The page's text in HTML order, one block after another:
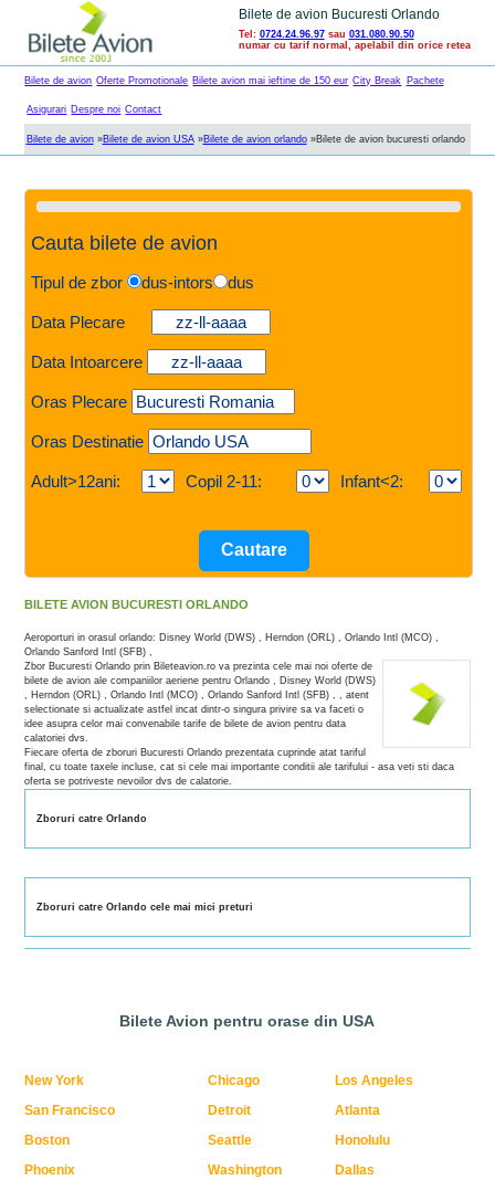
Bilete de avion Bucuresti Orlando
Tel: 0724.24.96.97sau 031.080.90.50
numar cu tarif normal, apelabil din orice retea
Bilete de avion Oferte Promotionale Bilete avion mai ieftine de 150 eur City Break Pachete
Asigurari Despre noi Contact
Bilete de avion»Bilete de avion USA»Bilete de avion orlando»Bilete de avion bucuresti orlando
Cauta bilete de avion
Tipul de zbor dus-intors dus
Data Plecare
Data Intoarcere
Oras Plecare
Oras Destinatie
Adult>12ani: Copil 2-11: Infant<2:
BILETE AVION BUCURESTI ORLANDO
Aeroporturi in orasul orlando: Disney World (DWS) , Herndon (ORL) , Orlando Intl (MCO) ,
Orlando Sanford Intl (SFB) ,
Zbor Bucuresti Orlando prin Bileteavion.ro va prezinta cele mai noi oferte de
bilete de avion ale companiilor aeriene pentru Orlando , Disney World (DWS)
, Herndon (ORL) , Orlando Intl (MCO) , Orlando Sanford Intl (SFB) , , atent
selectionate si actualizate astfel incat dintr-o singura privire sa va faceti o
idee asupra celor mai convenabile tarife de bilete de avion pentru data
calatoriei dvs.
Fiecare oferta de zboruri Bucuresti Orlando prezentata cuprinde atat tariful
final, cu toate taxele incluse, cat si cele mai importante conditii ale tarifului - asa veti sti daca
oferta se potriveste nevoilor dvs de calatorie.
Zboruri catre Orlando
Zboruri catre Orlando cele mai mici preturi
Bilete Avion pentru orase din USA
New York Chicago
Los Angeles
San Francisco
Detroit
Atlanta
Boston
Seattle
Honolulu
Phoenix
Washington
Dallas